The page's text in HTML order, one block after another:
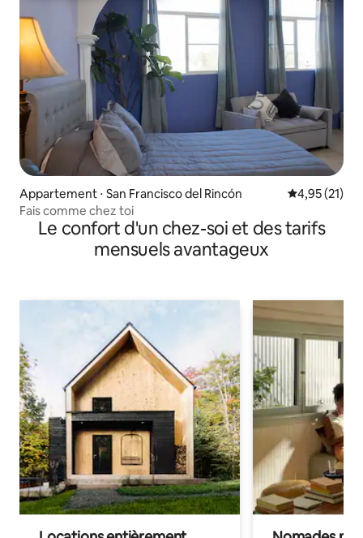
Appartement ⋅ San Francisco del Rincón Évaluation
4,95 (21)
Fais comme chez toi
Le confort d'un chez-soi et des tarifs
mensuels avantageux